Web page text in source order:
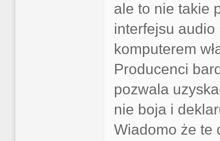
ale to nie takie
interfejsu audio
komputerem
Producenci
pozwala
nie boja i
Wiadomo że te